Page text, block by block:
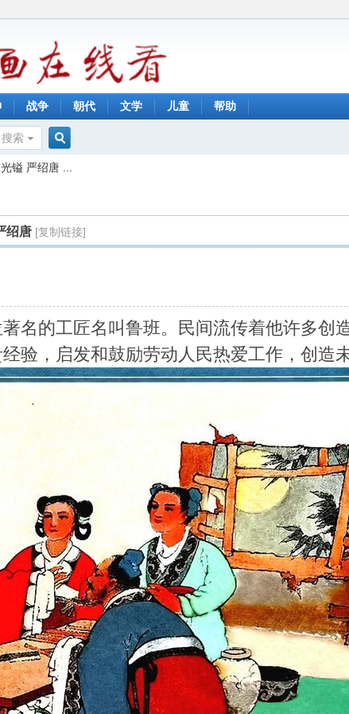
战争 朝代 文学 儿童 帮助
搜索
搜
索
镒 严绍唐 ...
绍唐 [复制链接]
名的工匠名叫鲁班。民间流传着他许多创
验，启发和鼓励劳动人民热爱工作，创造未